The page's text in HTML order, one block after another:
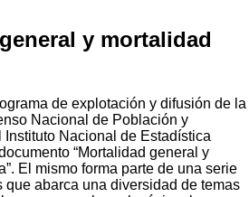
y mortalidad
de explotación y difusión de la
Nacional de Población y
Nacional de Estadística
“Mortalidad general y
El mismo forma parte de una serie
que abarca una diversidad de temas